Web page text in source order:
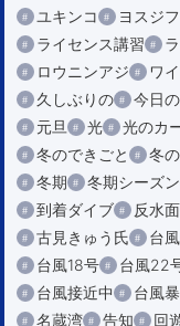
ユキンコ
ヨスジ
ライセンス講習
ロウニンアジ
ワ
久しぶりの
今日
元旦
光 光のカ
冬のできごと
冬
冬期
冬期シーズン
到着ダイブ
反水面
古見きゅう氏
台風
台風18号
台風22
台風接近中
台風
名蔵湾
告知 回